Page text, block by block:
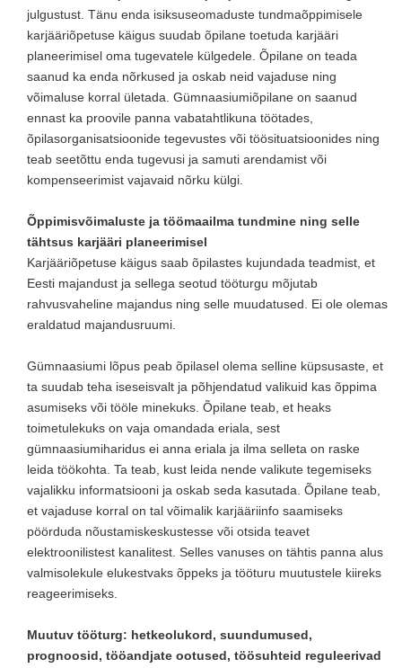
julgustust. Tänu enda isiksuseomaduste tundmaõppimisele
karjääriõpetuse käigus suudab õpilane toetuda karjääri
planeerimisel oma tugevatele külgedele. Õpilane on teada
saanud ka enda nõrkused ja oskab neid vajaduse ning
võimaluse korral ületada. Gümnaasiumiõpilane on saanud
ennast ka proovile panna vabatahtlikuna töötades,
õpilasorganisatsioonide tegevustes või töösituatsioonides ning
teab seetõttu enda tugevusi ja samuti arendamist või
kompenseerimist vajavaid nõrku külgi.
Õppimisvõimaluste ja töömaailma tundmine ning selle
tähtsus karjääri planeerimisel
Karjääriõpetuse käigus saab õpilastes kujundada teadmist, et
Eesti majandust ja sellega seotud tööturgu mõjutab
rahvusvaheline majandus ning selle muudatused. Ei ole olemas
eraldatud majandusruumi.
Gümnaasiumi lõpus peab õpilasel olema selline küpsusaste, et
ta suudab teha iseseisvalt ja põhjendatud valikuid kas õppima
asumiseks või tööle minekuks. Õpilane teab, et heaks
toimetulekuks on vaja omandada eriala, sest
gümnaasiumiharidus ei anna eriala ja ilma selleta on raske
leida töökohta. Ta teab, kust leida nende valikute tegemiseks
vajalikku informatsiooni ja oskab seda kasutada. Õpilane teab,
et vajaduse korral on tal võimalik karjääriinfo saamiseks
pöörduda nõustamiskeskustesse või otsida teavet
elektroonilistest kanalitest. Selles vanuses on tähtis panna alus
valmisolekule elukestvaks õppeks ja tööturu muutustele kiireks
reageerimiseks.
Muutuv tööturg: hetkeolukord, suundumused,
prognoosid, tööandjate ootused, töösuhteid reguleerivad